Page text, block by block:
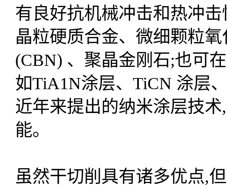
有良好抗机械冲击和热冲
晶粒硬质合金、微细颗粒
(CBN) 、聚晶金刚石;也可
如TiA1N涂层、TiCN 涂层
近年来提出的纳米涂层技
能。
虽然干切削具有诸多优点,